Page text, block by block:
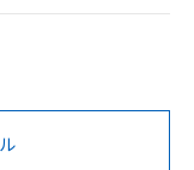
、以下を必ずお読